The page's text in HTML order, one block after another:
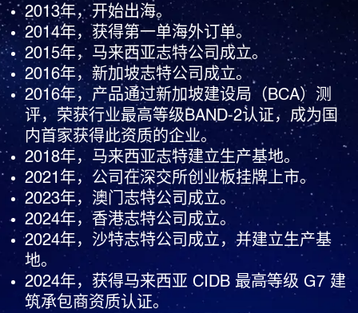
经营风险管控等核心功能模块，创建了支撑企业高效决策的数
智驾驶舱AI+ BI运营决策系统。
公司践行“一带一路”国家战略，实施国内国际双轮驱动发展模
式。2013年开启全球化出海征程，目前已在全球设立10多个
生产基地，产品远销70多个国家和地区，在30多个国家注册了
GETO®国际商标，获得了新加坡BCA BAND2、马来西亚
CIDB G7等多项国际资质认证，建立了完善的海外服务体系和
具备本土化运营能力。
公司坚持ESG可持续发展理念，践行“推进绿色低碳发展，提
升人居生活品质”的使命，坚守“诚信、尊重、协作、创新”的价
值观，秉持“为客户创造价值，让奋斗者实现价值”的经营理
念，实行“1+N”战略模式，开展相关多元化业务；推行事业合
伙人机制，激发组织活力与创造力；凭借多年积累的品牌、技
术、管理、产业数智化等优势，输出生产性服务，采用代理、
加盟、合资合作等形式，构建开放共赢的平台型产供链生态。
2013年，开始出海。
2014年，获得第一单海外订单。
2015年，马来西亚志特公司成立。
2016年，新加坡志特公司成立。
2016年，产品通过新加坡建设局（BCA）测
评，荣获行业最高等级BAND-2认证，成为国
内首家获得此资质的企业。
2018年，马来西亚志特建立生产基地。
2021年，公司在深交所创业板挂牌上市。
2023年，澳门志特公司成立。
2024年，香港志特公司成立。
2024年，沙特志特公司成立，并建立生产基
地。
2024年，获得马来西亚 CIDB 最高等级 G7 建
筑承包商资质认证。